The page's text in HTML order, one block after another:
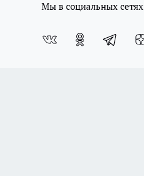
Мы в социальных сетях